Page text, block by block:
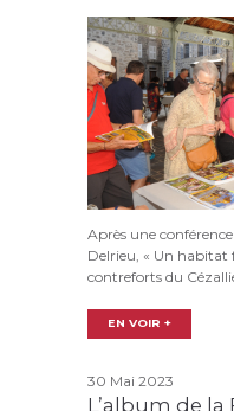
Après une
Delrieu, « Un habitat
contreforts du
EN VOIR +
30 Mai 2023
L’album de la